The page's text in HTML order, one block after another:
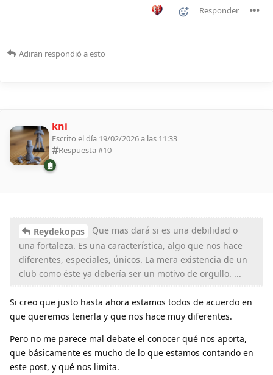
Responder
Adiran respondió a esto
kni
Escrito el día 19/02/2026 a las 11:33
Respuesta #10
Reydekopas
Que mas dará si es una debilidad o
una fortaleza. Es una característica, algo que nos hace
diferentes, especiales, únicos. La mera existencia de un
club como éste ya debería ser un motivo de orgullo. ...
Si creo que justo hasta ahora estamos todos de acuerdo en
que queremos tenerla y que nos hace muy diferentes.
Pero no me parece mal debate el conocer qué nos aporta,
que básicamente es mucho de lo que estamos contando en
este post, y qué nos limita.